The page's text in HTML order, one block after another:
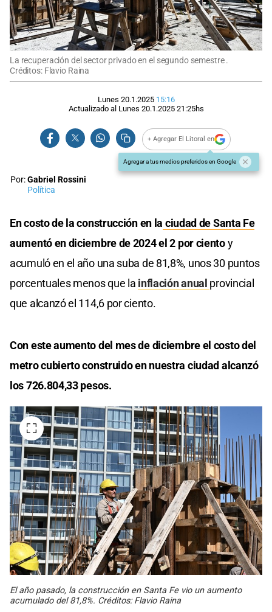
La recuperación del sector privado en el segundo semestre .
Créditos: Flavio Raina
Lunes 20.1.2025 15:16
Actualizado al Lunes 20.1.2025 21:25hs
+ Agregar El Litoral en
Agregar a tus medios preferidos en Google
Por:Gabriel Rossini
Política
En costo de la construcción en la ciudad de Santa Fe
aumentó en diciembre de 2024 el 2 por cientoy
acumuló en el año una suba de 81,8%, unos 30 puntos
porcentuales menos que la inflación anual provincial
que alcanzó el 114,6 por ciento.
Con este aumento del mes de diciembre el costo del
metro cubierto construido en nuestra ciudad alcanzó
los 726.804,33 pesos.
El año pasado, la construcción en Santa Fe vio un aumento
acumulado del 81,8%. Créditos: Flavio Raina